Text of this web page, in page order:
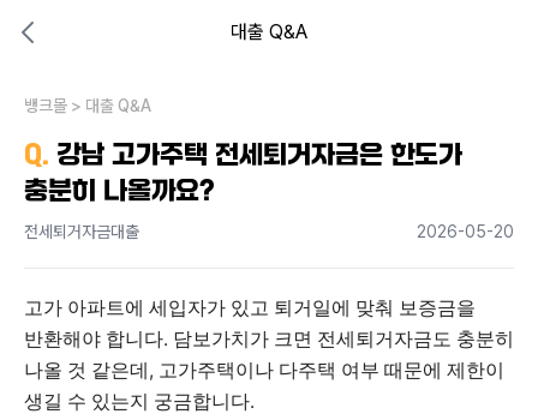
대출 Q&A
내 상황엔 어떤 방법이 있을까?
뱅크몰 > 대출 Q&A
Q. 강남 고가주택 전세퇴거자금은 한도가
충분히 나올까요?
전세퇴거자금대출 2026-05-20
고가 아파트에 세입자가 있고 퇴거일에 맞춰 보증금을
반환해야 합니다. 담보가치가 크면 전세퇴거자금도 충분히
나올 것 같은데, 고가주택이나 다주택 여부 때문에 제한이
생길 수 있는지 궁금합니다.